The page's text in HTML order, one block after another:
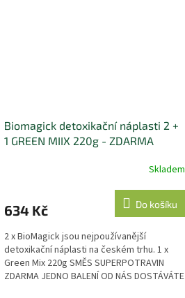
Biomagick detoxikační náplasti 2 +
1 GREEN MIIX 220g - ZDARMA
Skladem
634 Kč Do košíku
2 x BioMagick jsou nejpoužívanější
detoxikační náplasti na českém trhu. 1 x
Green Mix 220g SMĚS SUPERPOTRAVIN
ZDARMA JEDNO BALENÍ OD NÁS DOSTÁVÁTE